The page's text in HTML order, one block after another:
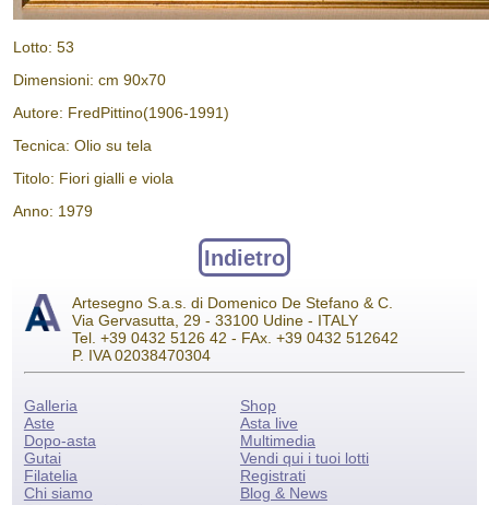
Lotto: 53
Dimensioni: cm 90x70
Autore: FredPittino(1906-1991)
Tecnica: Olio su tela
Titolo: Fiori gialli e viola
Anno: 1979
Indietro
Artesegno S.a.s. di Domenico De Stefano & C.
Via Gervasutta, 29 - 33100 Udine - ITALY
Tel. +39 0432 5126 42 - FAx. +39 0432 512642
P. IVA 02038470304
Galleria
Aste
Dopo-asta
Gutai
Filatelia
Chi siamo
Shop
Asta live
Multimedia
Vendi qui i tuoi lotti
Registrati
Blog & News